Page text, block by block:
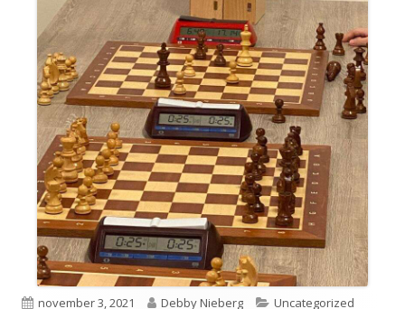
Gepubliceerd
november 3, 2021 Auteur
Debby Nieberg Categorieën
Uncategorized